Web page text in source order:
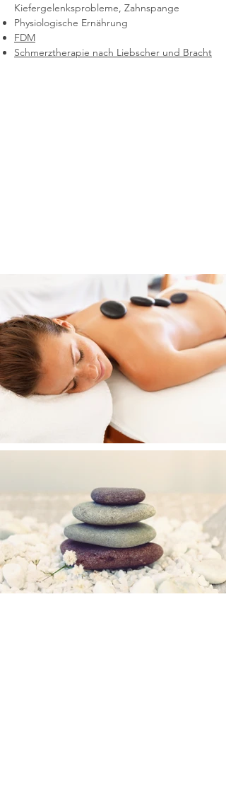
Kiefergelenksprobleme, Zahnspange
Physiologische Ernährung
FDM
Schmerztherapie nach Liebscher und Bracht